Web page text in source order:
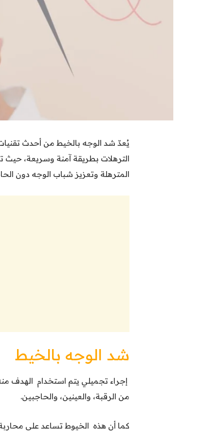
يُعدّ شد الوجه بالخيط من أحدث
الترهلات بطريقة آمنة وسريعة، حيث
المترهلة وتعزيز شباب الوجه دون
شد الوجه بالخيط
إجراء تجميلي يتم استخدام الهدف
من الرقبة، والعينين، والحاجبين.
كما أن هذه الخيوط تساعد على